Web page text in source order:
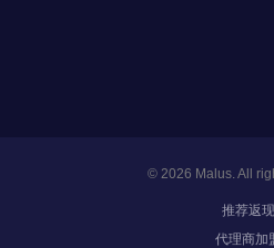
© 2026 Malus. All
推荐返现
代理商加